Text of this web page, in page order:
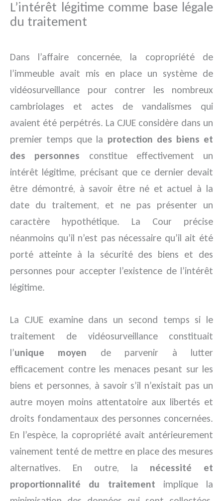
L’intérêt légitime comme base légale
du traitement
Dans l’affaire concernée, la copropriété de
l’immeuble avait mis en place un système de
vidéosurveillance pour contrer les nombreux
cambriolages et actes de vandalismes qui
avaient été perpétrés. La CJUE considère dans un
premier temps que la protection des biens et
des personnes constitue effectivement un
intérêt légitime, précisant que ce dernier devait
être démontré, à savoir être né et actuel à la
date du traitement, et ne pas présenter un
caractère hypothétique. La Cour précise
néanmoins qu’il n’est pas nécessaire qu’il ait été
porté atteinte à la sécurité des biens et des
personnes pour accepter l’existence de l’intérêt
légitime.
La CJUE examine dans un second temps si le
traitement de vidéosurveillance constituait
l’unique moyen de parvenir à lutter
efficacement contre les menaces pesant sur les
biens et personnes, à savoir s’il n’existait pas un
autre moyen moins attentatoire aux libertés et
droits fondamentaux des personnes concernées.
En l’espèce, la copropriété avait antérieurement
vainement tenté de mettre en place des mesures
alternatives. En outre, la nécessité et
proportionnalité du traitement implique la